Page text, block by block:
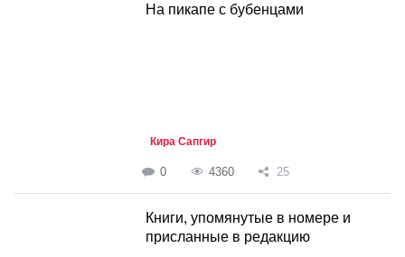
На пикапе с бубенцами
Кира Сапгир
0 4360 25
Книги, упомянутые в номере и
присланные в редакцию